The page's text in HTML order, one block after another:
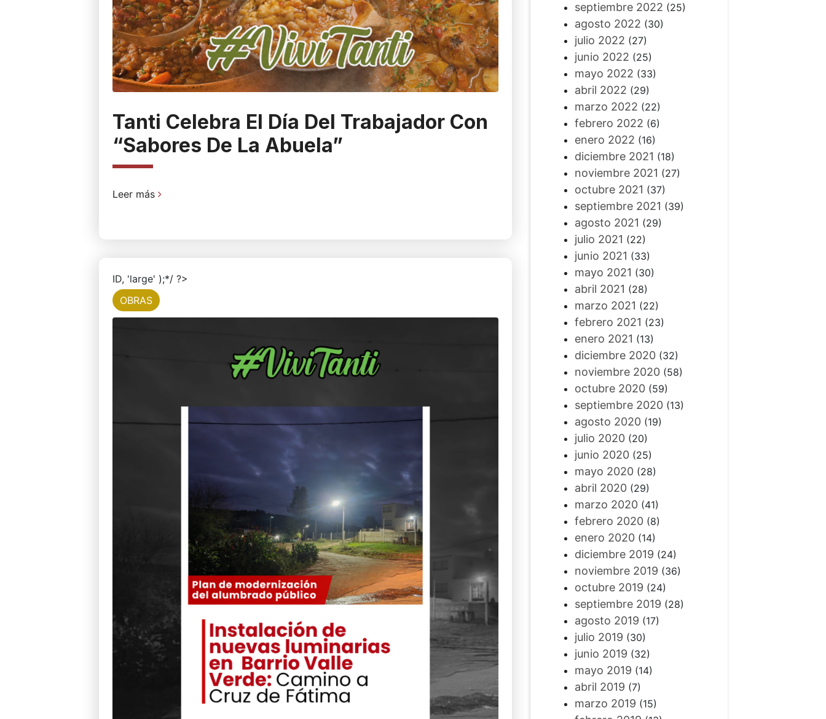
Tanti Celebra El Día Del Trabajador Con
“Sabores De La Abuela”
Leer más
ID, 'large' );*/ ?>
OBRAS
septiembre 2022 (25)
agosto 2022 (30)
julio 2022 (27)
junio 2022 (25)
mayo 2022 (33)
abril 2022 (29)
marzo 2022 (22)
febrero 2022 (6)
enero 2022 (16)
diciembre 2021 (18)
noviembre 2021 (27)
octubre 2021 (37)
septiembre 2021 (39)
agosto 2021 (29)
julio 2021 (22)
junio 2021 (33)
mayo 2021 (30)
abril 2021 (28)
marzo 2021 (22)
febrero 2021 (23)
enero 2021 (13)
diciembre 2020(32)
noviembre 2020(58)
octubre 2020(59)
septiembre 2020(13)
agosto 2020(19)
julio 2020(20)
junio 2020(25)
mayo 2020(28)
abril 2020(29)
marzo 2020(41)
febrero 2020(8)
enero 2020(14)
diciembre 2019 (24)
noviembre 2019 (36)
octubre 2019 (24)
septiembre 2019 (28)
agosto 2019 (17)
julio 2019 (30)
junio 2019 (32)
mayo 2019 (14)
abril 2019 (7)
marzo 2019 (15)